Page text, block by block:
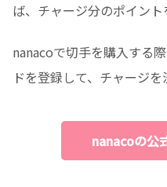
ば、チャージ分のポイント
nanacoで切手を購入する
ドを登録して、チャージ
nanacoの公